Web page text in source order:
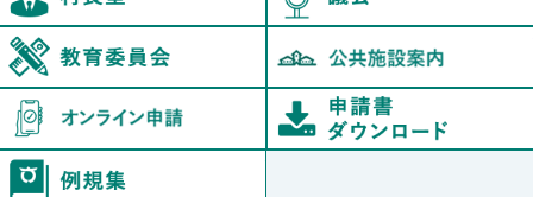
オンライン申請